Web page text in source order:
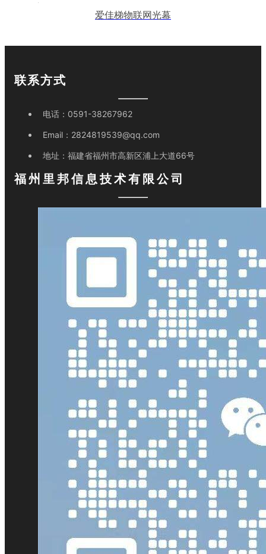
爱佳梯物联网光幕
联系方式
电话： 0591-38267962
Email： 2824819539@qq.com
地址： 福建省福州市高新区浦上大道66号
福州里邦信息技术有限公司